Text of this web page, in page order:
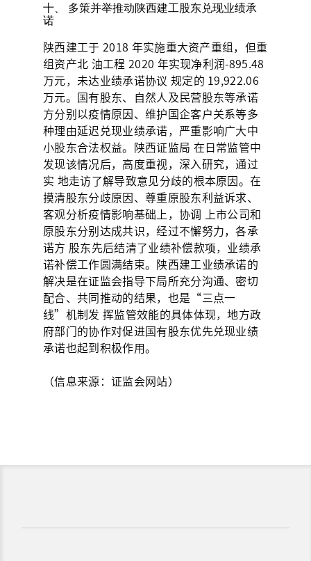
十、 多策并举推动陕西建工股东兑现业绩承
诺
陕西建工于 2018 年实施重大资产重组，但重
组资产北 油工程 2020 年实现净利润-895.48
万元，未达业绩承诺协议 规定的 19,922.06
万元。国有股东、自然人及民营股东等承诺
方分别以疫情原因、维护国企客户关系等多
种理由延迟兑现业绩承诺，严重影响广大中
小股东合法权益。陕西证监局 在日常监管中
发现该情况后，高度重视，深入研究，通过
实 地走访了解导致意见分歧的根本原因。在
摸清股东分歧原因、尊重原股东利益诉求、
客观分析疫情影响基础上，协调 上市公司和
原股东分别达成共识，经过不懈努力，各承
诺方 股东先后结清了业绩补偿款项，业绩承
诺补偿工作圆满结束。陕西建工业绩承诺的
解决是在证监会指导下局所充分沟通、密切
配合、共同推动的结果，也是“三点一
线”机制发 挥监管效能的具体体现，地方政
府部门的协作对促进国有股东优先兑现业绩
承诺也起到积极作用。
（信息来源：证监会网站）